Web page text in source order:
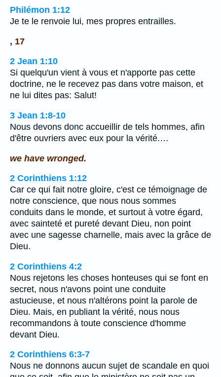
Philémon 1:12
Je te le renvoie lui, mes propres entrailles.
, 17
2 Jean 1:10
Si quelqu'un vient à vous et n'apporte pas cette
doctrine, ne le recevez pas dans votre maison, et
ne lui dites pas: Salut!
3 Jean 1:8-10
Nous devons donc accueillir de tels hommes, afin
d'être ouvriers avec eux pour la vérité.…
we have wronged.
2 Corinthiens 1:12
Car ce qui fait notre gloire, c'est ce témoignage de
notre conscience, que nous nous sommes
conduits dans le monde, et surtout à votre égard,
avec sainteté et pureté devant Dieu, non point
avec une sagesse charnelle, mais avec la grâce de
Dieu.
2 Corinthiens 4:2
Nous rejetons les choses honteuses qui se font en
secret, nous n'avons point une conduite
astucieuse, et nous n'altérons point la parole de
Dieu. Mais, en publiant la vérité, nous nous
recommandons à toute conscience d'homme
devant Dieu.
2 Corinthiens 6:3-7
Nous ne donnons aucun sujet de scandale en quoi